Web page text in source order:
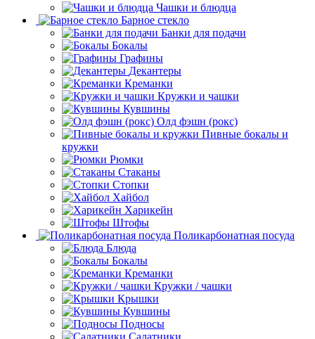
Чашки и блюдца
Барное стекло
Банки для подачи
Бокалы
Графины
Декантеры
Креманки
Кружки и чашки
Кувшины
Олд фэшн (рокс)
Пивные бокалы и
кружки
Рюмки
Стаканы
Стопки
Хайбол
Харикейн
Штофы
Поликарбонатная посуда
Блюда
Бокалы
Креманки
Кружки / чашки
Крышки
Кувшины
Подносы
Салатники